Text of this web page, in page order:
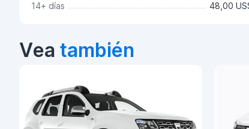
14+ días
48,00
Vea también